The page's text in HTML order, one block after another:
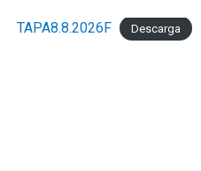
TAPA8.8.2026F Descarga